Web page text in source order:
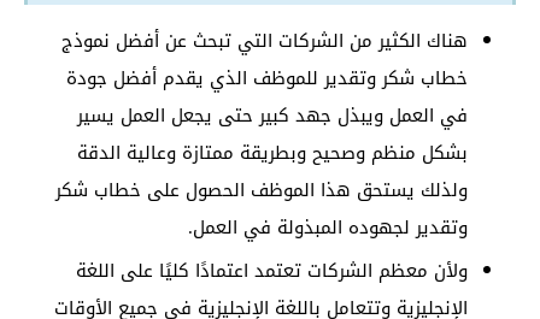
هناك الكثير من الشركات التي تبحث عن أفضل نموذج
خطاب شكر وتقدير للموظف الذي يقدم أفضل جودة
في العمل ويبذل جهد كبير حتى يجعل العمل يسير
بشكل منظم وصحيح وبطريقة ممتازة وعالية الدقة
ولذلك يستحق ه‍ذا الموظف الحصول على خطاب شكر
وتقدير لجهوده المبذولة في العمل.
ولأن معظم الشركات تعتمد اعتمادًا كليًا على اللغة
الإنجليزية وتتعامل باللغة الإنجليزية في جميع الأوقات